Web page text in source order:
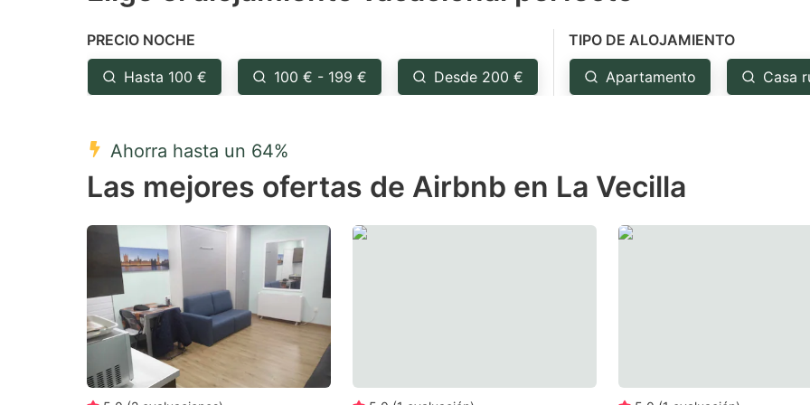
question
mark
key
get
the
keyboard
shortcuts
for
changing
dates.
mark
key
the
PRECIO NOCHE
Hasta 100 € 100 € - 199 € Desde 200 €
TIPO DE ALOJAMIENTO
Apartamento Casa
Ahorra hasta un 64%
Las mejores ofertas de Airbnb en La Vecilla